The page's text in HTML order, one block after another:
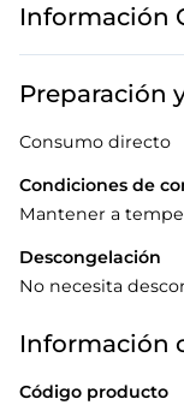
Información
Preparación
Consumo directo
Condiciones de
Mantener a
Descongelación
No necesita
Información
Código producto